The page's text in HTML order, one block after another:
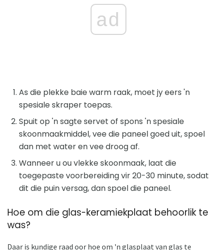
ad
As die plekke baie warm raak, moet jy eers 'n
spesiale skraper toepas.
Spuit op 'n sagte servet of spons 'n spesiale
skoonmaakmiddel, vee die paneel goed uit, spoel
dan met water en vee droog af.
Wanneer u ou vlekke skoonmaak, laat die
toegepaste voorbereiding vir 20-30 minute, sodat
dit die puin versag, dan spoel die paneel.
Hoe om die glas-keramiekplaat behoorlik te
was?
Daar is kundige raad oor hoe om 'n glasplaat van glas te